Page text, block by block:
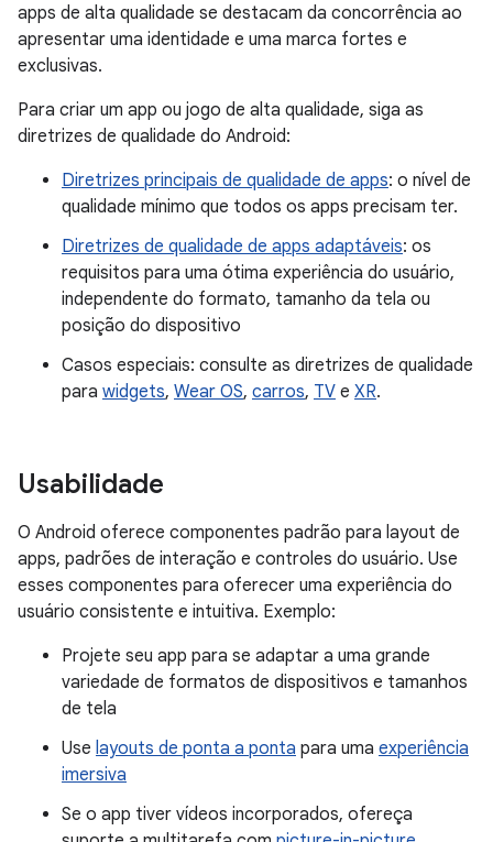
apps de alta qualidade se destacam da concorrência ao
apresentar uma identidade e uma marca fortes e
exclusivas.
Para criar um app ou jogo de alta qualidade, siga as
diretrizes de qualidade do Android:
Diretrizes principais de qualidade de apps: o nível de
qualidade mínimo que todos os apps precisam ter.
Diretrizes de qualidade de apps adaptáveis: os
requisitos para uma ótima experiência do usuário,
independente do formato, tamanho da tela ou
posição do dispositivo
Casos especiais: consulte as diretrizes de qualidade
para widgets, Wear OS, carros, TV e XR.
Usabilidade
O Android oferece componentes padrão para layout de
apps, padrões de interação e controles do usuário. Use
esses componentes para oferecer uma experiência do
usuário consistente e intuitiva. Exemplo:
Projete seu app para se adaptar a uma grande
variedade de formatos de dispositivos e tamanhos
de tela
Use layouts de ponta a ponta para uma experiência
imersiva
Se o app tiver vídeos incorporados, ofereça